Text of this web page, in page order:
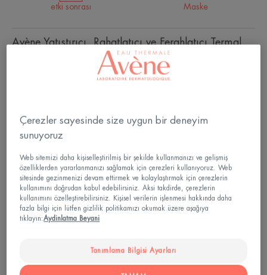
etki sonrası Maske
Avène Yatıştırıcı, Rahatlatıcı ve Ferahlatıcı Termal
Su, cildinizi rahatlatır, yatıştırır, ferahlatır ve tazeler.
Aerosol Aerosol
50ml Aerosol
150ml Aerosol
300ml
Kullanabilir
Aile - Translate not found
Yaş
Çerezler sayesinde size uygun bir deneyim
sunuyoruz
Web sitemizi daha kişiselleştirilmiş bir şekilde kullanmanızı ve gelişmiş
özelliklerden yararlanmanızı sağlamak için çerezleri kullanıyoruz. Web
sitesinde gezinmenizi devam ettirmek ve kolaylaştırmak için çerezlerin
kullanımını doğrudan kabul edebilirsiniz. Aksi takdirde, çerezlerin
kullanımını özelleştirebilirsiniz. Kişisel verilerin işlenmesi hakkında daha
fazla bilgi için lütfen gizlilik politikamızı okumak üzere aşağıya
tıklayın:Aydinlatma Beyani
Tanımlama Bilgisi Ayarları